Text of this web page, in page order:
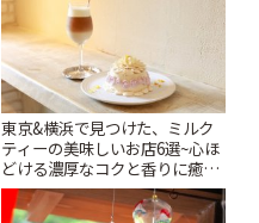
東京&横浜で見つけた、ミルク
ティーの美味しいお店6選~心ほ
どける濃厚なコクと香りに癒や
されるティータイム~ | ことりっ
ぷ